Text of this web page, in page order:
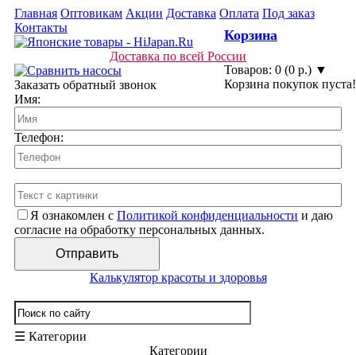
Главная Оптовикам Акции Доставка Оплата Под заказ
Контакты
Доставка по всей России
Корзина
Товаров: 0 (0 р.) ▼
Корзина покупок пуста!
Заказать обратный звонок
Имя:
Телефон:
Я ознакомлен с Политикой конфиденциальности и даю
согласие на обработку персональных данных.
Калькулятор красоты и здоровья
☰ Категории
Категории